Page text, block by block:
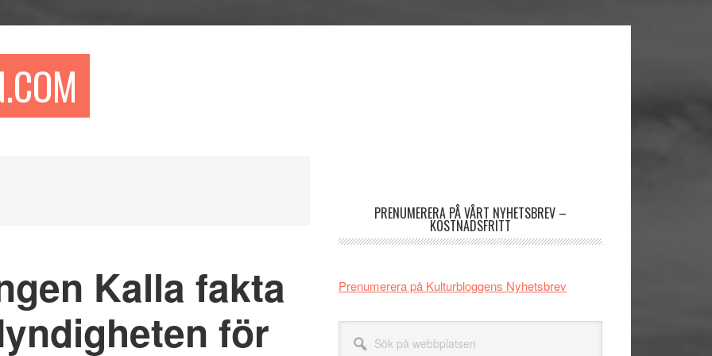
Kalla fakta
för
PRENUMERERA PÅ VÅRT NYHETSBREV –
KOSTNADSFRITT
Prenumerera på Kulturbloggens Nyhetsbrev